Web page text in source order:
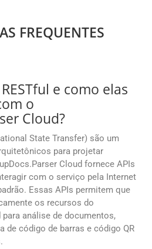
FREQUENTES
e como elas
o
Cloud?
State Transfer) são um
para projetar
Cloud fornece APIs
com o serviço pela Internet
Essas APIs permitem que
os recursos do
análise de documentos,
de código de barras e código QR